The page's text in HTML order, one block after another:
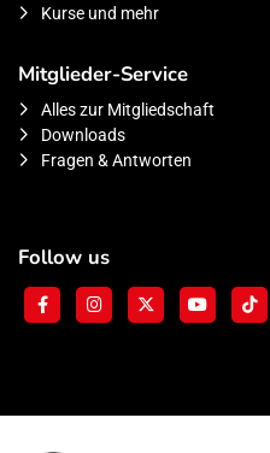
Kurse und mehr
Mitglieder-Service
Alles zur Mitgliedschaft
Downloads
Fragen & Antworten
Follow us